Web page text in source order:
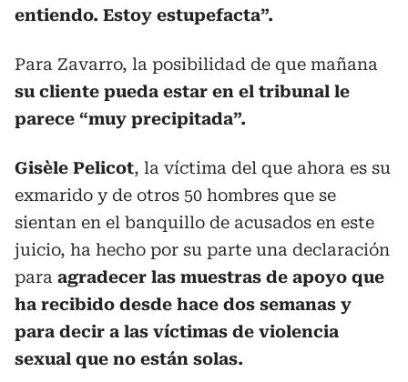
entiendo. Estoy estupefacta”.
Para Zavarro, la posibilidad de que mañana
su cliente pueda estar en el tribunal le
parece “muy precipitada”.
Gisèle Pelicot, la víctima del que ahora es su
exmarido y de otros 50 hombres que se
sientan en el banquillo de acusados en este
juicio, ha hecho por su parte una declaración
para agradecer las muestras de apoyo que
ha recibido desde hace dos semanas y
para decir a las víctimas de violencia
sexual que no están solas.